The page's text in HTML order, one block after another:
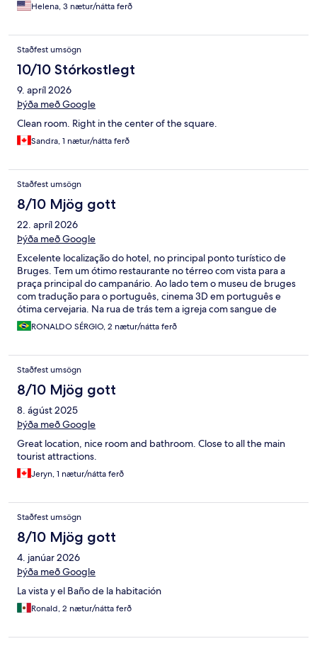
Helena, 3 nætur/nátta ferð
Staðfest umsögn
10/10 Stórkostlegt
9. apríl 2026
Þýða með Google
Clean room. Right in the center of the square.
Sandra, 1 nætur/nátta ferð
Staðfest umsögn
8/10 Mjög gott
22. apríl 2026
Þýða með Google
Excelente localização do hotel, no principal ponto turístico de
Bruges. Tem um ótimo restaurante no térreo com vista para a
praça principal do campanário. Ao lado tem o museu de bruges
com tradução para o português, cinema 3D em português e
ótima cervejaria. Na rua de trás tem a igreja com sangue de
Jesus. Quarto com ótimo chuveiro, com smart TV, mas faltou um
frigobar. Atenção: a entrada do hotel dia dentro do restaurante
RONALDO SÉRGIO, 2 nætur/nátta ferð
Staðfest umsögn
8/10 Mjög gott
8. ágúst 2025
Þýða með Google
Great location, nice room and bathroom. Close to all the main
tourist attractions.
Jeryn, 1 nætur/nátta ferð
Staðfest umsögn
8/10 Mjög gott
4. janúar 2026
Þýða með Google
La vista y el Baño de la habitación
Ronald, 2 nætur/nátta ferð